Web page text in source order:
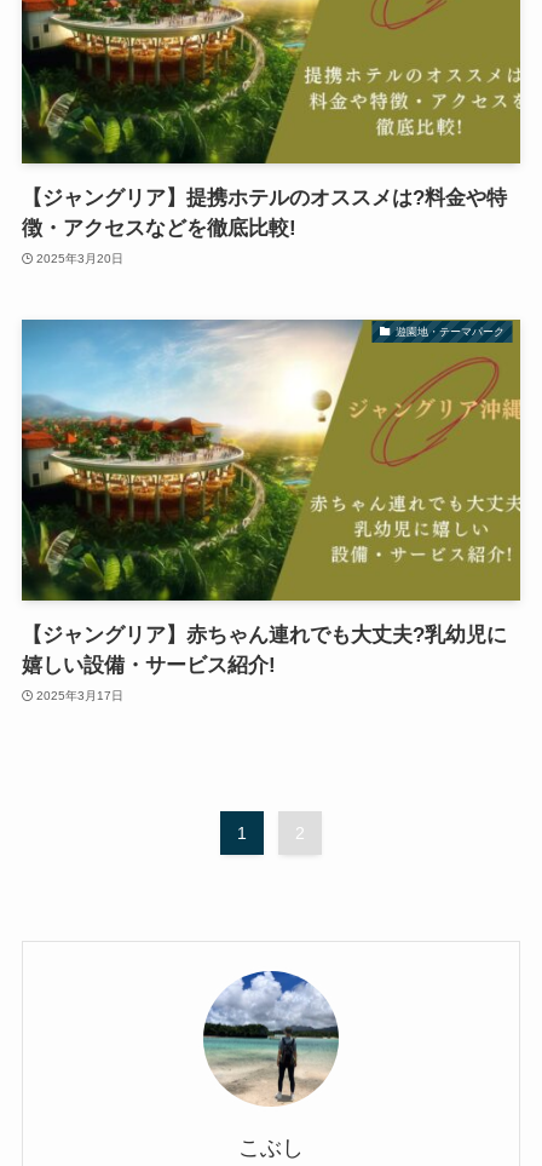
【ジャングリア】提携ホテルのオススメは?料金や特
徴・アクセスなどを徹底比較!
2025年3月20日
遊園地・テーマパーク
【ジャングリア】赤ちゃん連れでも大丈夫?乳幼児に
嬉しい設備・サービス紹介!
2025年3月17日
1 2
こぶし